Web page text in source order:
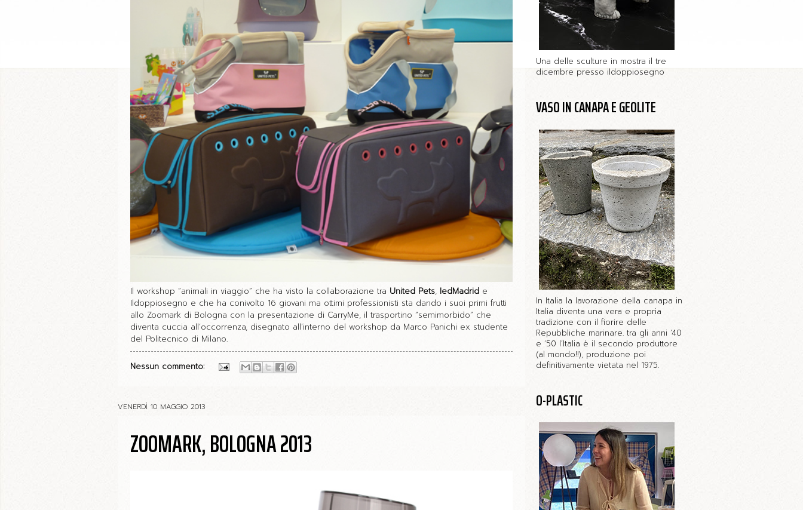
Il workshop “animali in viaggio” che ha visto la collaborazione tra United Pets, IedMadrid e
Ildoppiosegno e che ha conivolto 16 giovani ma ottimi professionisti sta dando i suoi primi frutti
allo Zoomark di Bologna con la presentazione di CarryMe, il trasportino “semimorbido” che
diventa cuccia all’occorrenza, disegnato all’interno del workshop da Marco Panichi ex studente
del Politecnico di Milano.
Nessun commento:
VENERDÌ 10 MAGGIO 2013
ZOOMARK, BOLOGNA 2013
Una delle sculture in mostra il tre
dicembre presso ildoppiosegno
VASO IN CANAPA E GEOLITE
In Italia la lavorazione della canapa in
Italia diventa una vera e propria
tradizione con il fiorire delle
Repubbliche marinare. tra gli anni ‘40
e ‘50 l’Italia è il secondo produttore
(al mondo!!), produzione poi
definitivamente vietata nel 1975.
O-PLASTIC